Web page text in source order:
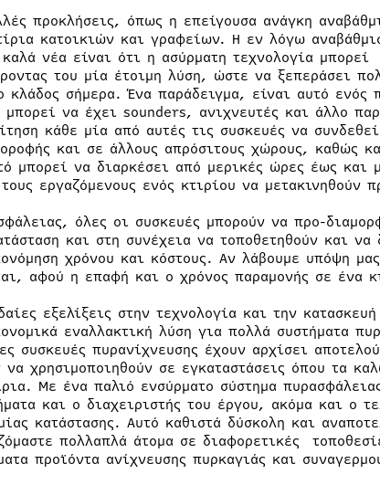
προκλήσεις, όπως η επείγουσα ανάγκη
κατοικιών και γραφείων. Η εν λόγω
νέα είναι ότι η ασύρματη τεχνολογία
του μία έτοιμη λύση, ώστε να ξεπεράσει
κλάδος σήμερα. Ένα παράδειγμα, είναι αυτό ενός
να έχει sounders, ανιχνευτές και άλλο
κάθε μία από αυτές τις συσκευές να
και σε άλλους απρόσιτους χώρους, καθώς
μπορεί να διαρκέσει από μερικές ώρες έως και
εργαζόμενους ενός κτιρίου να μετακινηθούν
όλες οι συσκευές μπορούν να προ-
και στη συνέχεια να τοποθετηθούν και να
χρόνου και κόστους. Αν λάβουμε υπόψη
αφού η επαφή και ο χρόνος παραμονής σε ένα
εξελίξεις στην τεχνολογία και την
εναλλακτική λύση για πολλά συστήματα
συσκευές πυρανίχνευσης έχουν αρχίσει
χρησιμοποιηθούν σε εγκαταστάσεις όπου τα
Με ένα παλιό ενσύρματο σύστημα
και ο διαχειριστής του έργου, ακόμα και ο
κατάστασης. Αυτό καθιστά δύσκολη και
πολλαπλά άτομα σε διαφορετικές
προϊόντα ανίχνευσης πυρκαγιάς και